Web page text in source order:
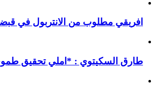
افريقي مطلوب من الانتربول في
طارق السكيتوي : *املي تحقيق